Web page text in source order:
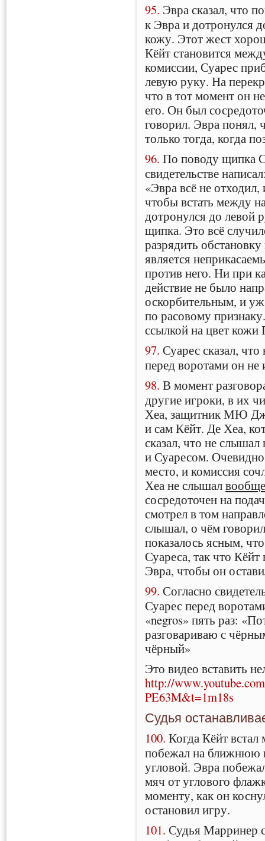
95. Эвра сказал, что
к Эвра и дотронулся
кожу. Этот жест
Кёйт становится
комиссии, Суарес
левую руку. На
что в тот момент он
его. Он был
говорил. Эвра понял,
только тогда, когда
96. По поводу щипка
свидетельстве
«Эвра всё не
чтобы встать между
дотронулся до левой
щипка. Это всё
разрядить
является
против него. Ни при
действие не было
оскорбительным, и
по расовому
ссылкой на цвет
97. Суарес сказал,
перед воротами он не
98. В момент
другие игроки, в их
Хеа, защитник МЮ
и сам Кёйт. Де Хеа,
сказал, что не
и Суаресом.
место, и комиссия
Хеа не слышал
сосредоточен на
смотрел в том
слышал, о чём
показалось ясным,
Суареса, так что
Эвра, чтобы он
99. Согласно
Суарес перед
«negros» пять раз:
разговариваю с
чёрный»
Это видео вставить
http://
PE63M&t=1m18s
Судья
100. Когда Кёйт
побежал на ближнюю
угловой. Эвра
мяч от углового
моменту, как он
остановил игру.
101. Судья Марринер